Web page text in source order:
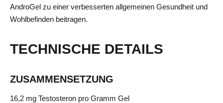
AndroGel zu einer verbesserten allgemeinen Gesundheit und
Wohlbefinden beitragen.
TECHNISCHE DETAILS
ZUSAMMENSETZUNG
16,2 mg Testosteron pro Gramm Gel